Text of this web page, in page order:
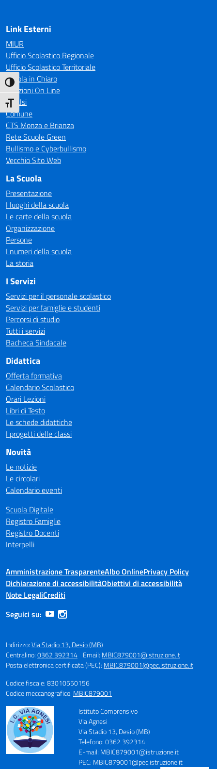
Attiva/disattiva alto contrasto
Attiva/disattiva dimensione testo
Link Esterni
MIUR
Ufficio Scolastico Regionale
Ufficio Scolastico Territoriale
Scuola in Chiaro
Iscrizioni On Line
Invalsi
Comune
CTS Monza e Brianza
Rete Scuole Green
Bullismo e Cyberbullismo
Vecchio Sito Web
La Scuola
Presentazione
I luoghi della scuola
Le carte della scuola
Organizzazione
Persone
I numeri della scuola
La storia
I Servizi
Servizi per il personale scolastico
Servizi per famiglie e studenti
Percorsi di studio
Tutti i servizi
Bacheca Sindacale
Didattica
Offerta formativa
Calendario Scolastico
Orari Lezioni
Libri di Testo
Le schede didattiche
I progetti delle classi
Novità
Le notizie
Le circolari
Calendario eventi
Scuola Digitale
Registro Famiglie
Registro Docenti
Interpelli
Amministrazione TrasparenteAlbo OnlinePrivacy Policy
Dichiarazione di accessibilitàObiettivi di accessibilità
Note LegaliCrediti
Seguici su:
Indirizzo:Via Stadio 13, Desio (MB)
Centralino:0362 392314 Email: MBIC879001@istruzione.it
Posta elettronica certificata (PEC): MBIC879001@pec.istruzione.it
Codice fiscale: 83010550156
Codice meccanografico: MBIC879001
Istituto Comprensivo
Via Agnesi
Via Stadio 13, Desio (MB)
Telefono: 0362 392314
E-mail: MBIC879001@istruzione.it
PEC: MBIC879001@pec.istruzione.it